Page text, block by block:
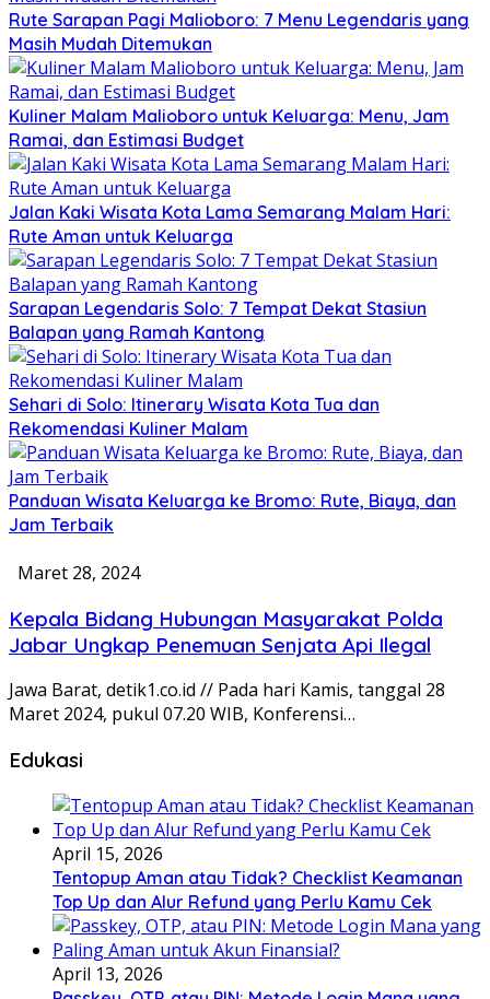
Rute Sarapan Pagi Malioboro: 7 Menu Legendaris yang
Masih Mudah Ditemukan
Kuliner Malam Malioboro untuk Keluarga: Menu, Jam
Ramai, dan Estimasi Budget
Jalan Kaki Wisata Kota Lama Semarang Malam Hari:
Rute Aman untuk Keluarga
Sarapan Legendaris Solo: 7 Tempat Dekat Stasiun
Balapan yang Ramah Kantong
Sehari di Solo: Itinerary Wisata Kota Tua dan
Rekomendasi Kuliner Malam
Panduan Wisata Keluarga ke Bromo: Rute, Biaya, dan
Jam Terbaik
Maret 28, 2024
Kepala Bidang Hubungan Masyarakat Polda
Jabar Ungkap Penemuan Senjata Api Ilegal
Jawa Barat, detik1.co.id // Pada hari Kamis, tanggal 28
Maret 2024, pukul 07.20 WIB, Konferensi…
Edukasi
April 15, 2026
Tentopup Aman atau Tidak? Checklist Keamanan
Top Up dan Alur Refund yang Perlu Kamu Cek
April 13, 2026